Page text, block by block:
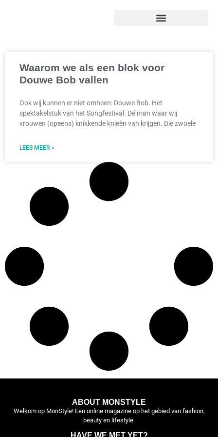
Waarom we als een blok voor
Douwe Bob vallen
Ook wij kunnen er niet omheen: Douwe Bob. Het
spektakelstuk van het Songfestival. Dé man waar wij
vrouwen (opeens) knikkende knieën van krijgen. Die zwoele
LEES MEER »
ABOUT MONSTYLE
Welkom op MonStyle! Een online magazine op het gebied van fashion,
beauty en lifestyle.